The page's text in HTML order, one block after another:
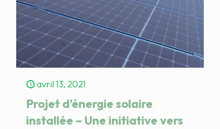
avril 13, 2021
Projet d’énergie solaire
installée – Une initiative vers